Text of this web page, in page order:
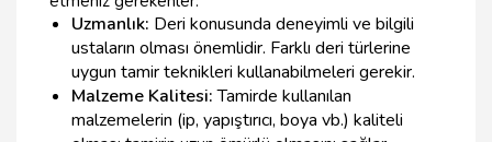
Uzmanlık: Deri konusunda deneyimli ve bilgili
ustaların olması önemlidir. Farklı deri türlerine
uygun tamir teknikleri kullanabilmeleri gerekir.
Malzeme Kalitesi:Tamirde kullanılan
malzemelerin (ip, yapıştırıcı, boya vb.) kaliteli